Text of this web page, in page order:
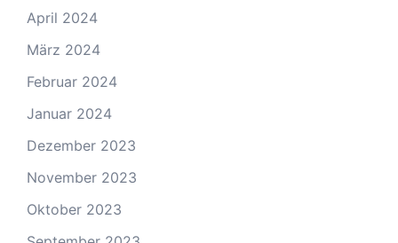
April 2024
März 2024
Februar 2024
Januar 2024
Dezember 2023
November 2023
Oktober 2023